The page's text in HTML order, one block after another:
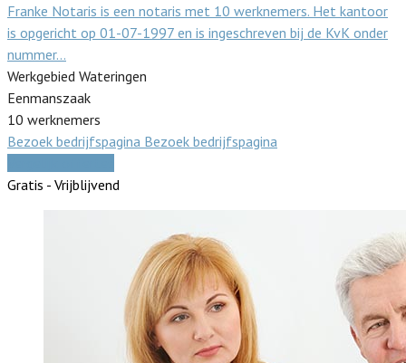
Franke Notaris is een notaris met 10 werknemers. Het kantoor
is opgericht op 01-07-1997 en is ingeschreven bij de KvK onder
nummer…
Werkgebied Wateringen
Eenmanszaak
10 werknemers
Bezoek bedrijfspagina Bezoek bedrijfspagina
Gratis - Vrijblijvend